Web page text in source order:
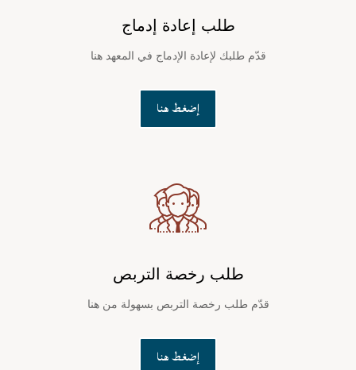
طلب إعادة إدماج
قدّم طلبك لإعادة الإدماج في المعهد هنا
إضغط هنا
طلب رخصة التربص
قدّم طلب رخصة التربص بسهولة من هنا
إضغط هنا